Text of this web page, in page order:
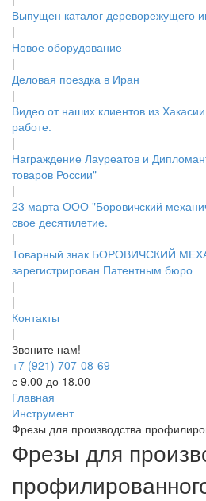
Выпущен каталог дереворежущего
|
Новое оборудование
|
Деловая поездка в Иран
|
Видео от наших клиентов из
работе.
|
Награждение Лауреатов и
товаров России"
|
23 марта ООО "Боровичский
свое десятилетие.
|
Товарный знак БОРОВИЧСКИЙ
зарегистрирован Патентным бюро
|
|
Контакты
|
Звоните нам!
+7 (921) 707-08-69
с 9.00 до 18.00
Главная
Инструмент
Фрезы для производства
Фрезы для